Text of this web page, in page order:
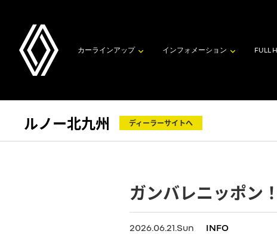
カーラインアップ インフォメーション FULL
ルノー北九州 ディーラーサイトへ
ガンバレニッポン！
2026.06.21.Sun INFO